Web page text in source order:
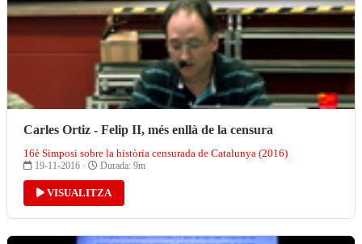
Carles Ortiz - Felip II, més enllà de la censura
16è Simposi sobre la història censurada de Catalunya (2016)
19-11-2016 · Durada: 9m
VISUALITZA